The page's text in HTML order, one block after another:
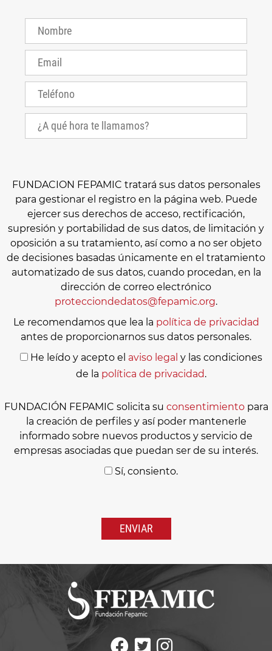
FUNDACION FEPAMIC tratará sus datos personales
para gestionar el registro en la página web. Puede
ejercer sus derechos de acceso, rectificación,
supresión y portabilidad de sus datos, de limitación y
oposición a su tratamiento, así como a no ser objeto
de decisiones basadas únicamente en el tratamiento
automatizado de sus datos, cuando procedan, en la
dirección de correo electrónico
protecciondedatos@fepamic.org.
Le recomendamos que lea la política de privacidad
antes de proporcionarnos sus datos personales.
He leído y acepto el aviso legal y las condiciones
de la política de privacidad.
FUNDACIÓN FEPAMIC solicita su consentimientopara
la creación de perfiles y así poder mantenerle
informado sobre nuevos productos y servicio de
empresas asociadas que puedan ser de su interés.
Sí, consiento.
favor,
deja
campo
vacío.